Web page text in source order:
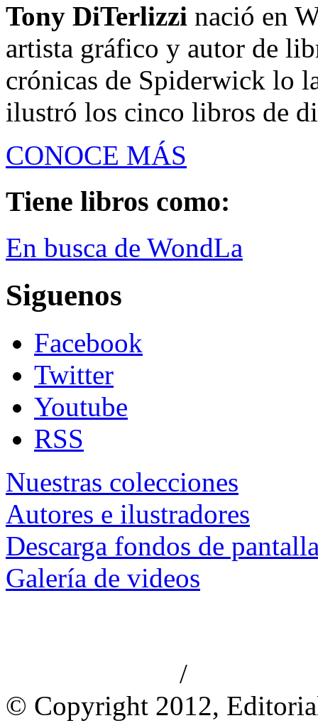
Tony DiTerlizzi nació en
artista gráfico y autor de
crónicas de Spiderwick lo
ilustró los cinco libros de
CONOCE MÁS
Tiene libros como:
En busca de WondLa
Siguenos
Facebook
Twitter
Youtube
RSS
Nuestras colecciones
Autores e ilustradores
Descarga fondos de
Galería de videos
/
© Copyright 2012,